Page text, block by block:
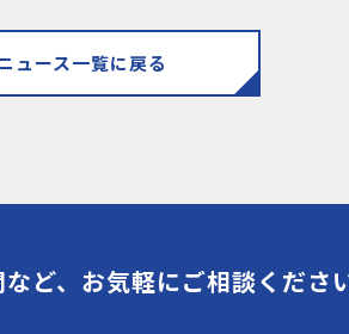
ュース一覧に戻る
ど、 お気軽にご相談くださ